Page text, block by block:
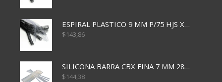
ESPIRAL PLASTICO 9 MM P/75 HJS X50X2400
$143,86
SILICONA BARRA CBX FINA 7 MM 28 CM
$144,38